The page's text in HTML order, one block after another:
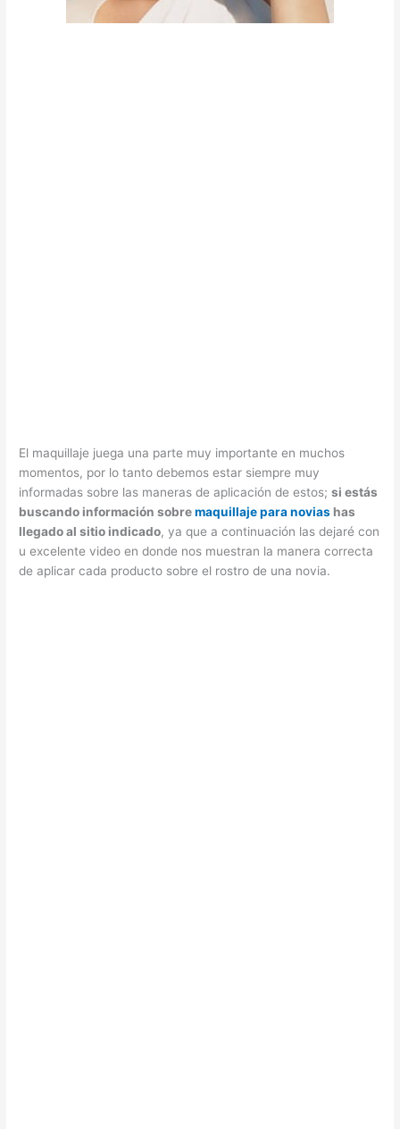
El maquillaje juega una parte muy importante en muchos
momentos, por lo tanto debemos estar siempre muy
informadas sobre las maneras de aplicación de estos;si estás
buscando información sobremaquillaje para novias has
llegado al sitio indicado, ya que a continuación las dejaré con
u excelente video en donde nos muestran la manera correcta
de aplicar cada producto sobre el rostro de una novia.